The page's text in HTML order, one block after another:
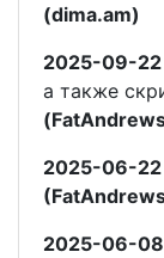
(dima.am)
2025-09-22
а также
2025-06-22
2025-06-08